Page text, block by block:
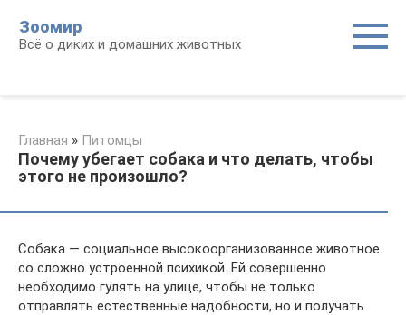
контенту
Зоомир
Всё о диких и домашних животных
Главная » Питомцы
Почему убегает собака и что делать, чтобы
этого не произошло?
Собака — социальное высокоорганизованное животное
со сложно устроенной психикой. Ей совершенно
необходимо гулять на улице, чтобы не только
отправлять естественные надобности, но и получать